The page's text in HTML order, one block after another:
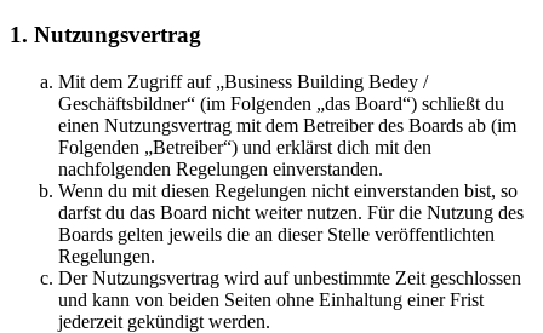
1. Nutzungsvertrag
Mit dem Zugriff auf „Business Building Bedey /
Geschäftsbildner“ (im Folgenden „das Board“) schließt du
einen Nutzungsvertrag mit dem Betreiber des Boards ab (im
Folgenden „Betreiber“) und erklärst dich mit den
nachfolgenden Regelungen einverstanden.
Wenn du mit diesen Regelungen nicht einverstanden bist, so
darfst du das Board nicht weiter nutzen. Für die Nutzung des
Boards gelten jeweils die an dieser Stelle veröffentlichten
Regelungen.
Der Nutzungsvertrag wird auf unbestimmte Zeit geschlossen
und kann von beiden Seiten ohne Einhaltung einer Frist
jederzeit gekündigt werden.